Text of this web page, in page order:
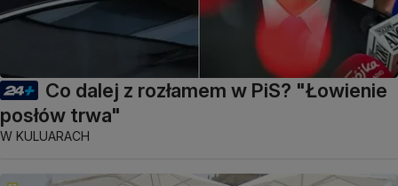
Co dalej z rozłamem w PiS? "Łowienie
posłów trwa"
W KULUARACH